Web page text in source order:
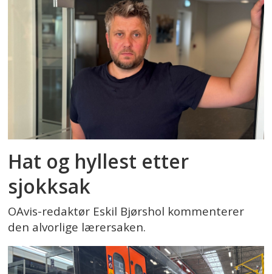
Hat og hyllest etter
sjokksak
OAvis-redaktør Eskil Bjørshol kommenterer
den alvorlige lærersaken.